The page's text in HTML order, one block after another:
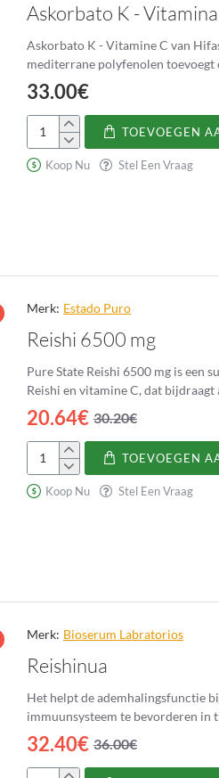
Askorbato K -
Askorbato K - Vitamine C van
mediterrane polyfenolen toevoegt
33.00€
Askorbato
K
TOEVOEGEN
Koop Nu Stel Een Vraag
Merk: Estado Puro
Reishi 6500 mg
Pure State Reishi 6500 mg is een
Reishi en vitamine C, dat bijdraagt
20.64€ 30.20€
Reishi
6500
TOEVOEGEN
Koop Nu Stel Een Vraag
Merk: Bioserum Labratorios
Reishinua
Het helpt de ademhalingsfunctie
immuunsysteem te bevorderen in
32.40€ 36.00€